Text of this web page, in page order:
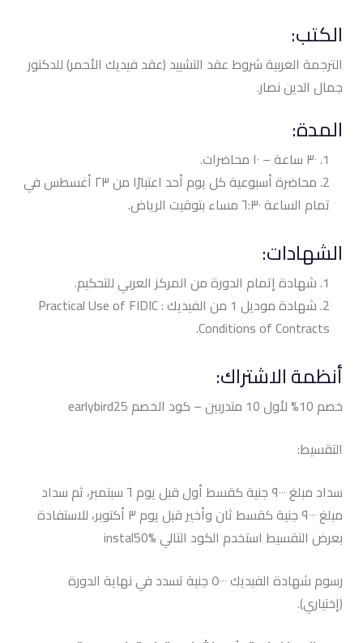
الكتب:
الترجمة العربية شروط عقد التشييد (عقد فيديك الأحمر) للدكتور
جمال الدين نصار.
المدة:
٣٠ ساعة – ١٠ محاضرات.
محاضرة أسبوعية كل يوم أحد اعتبارًا من ٢٣ أغسطس في
تمام الساعة ٦:٣٠ مساء بتوقيت الرياض.
الشهادات:
شهادة إتمام الدورة من المركز العربي للتحكيم.
شهادة موديل 1 من الفيديك
:
Practical Use of FIDIC
Conditions of Contracts.
أنظمة الاشتراك:
خصم 10% لأول 10 متدربين – كود الخصم earlybird25
التقسيط:
سداد مبلغ ٩٠٠٠ جنية كقسط أول قبل يوم ٦ سبتمبر، ثم سداد
مبلغ ٩٠٠٠ جنية كقسط ثان وأخير قبل يوم ٣ أكتوبر، للاستفادة
بعرض التقسيط استخدم الكود التالي instal50%
رسوم شهادة الفيديك ٥٠٠٠ جنية تسدد في نهاية الدورة
(إختياري).